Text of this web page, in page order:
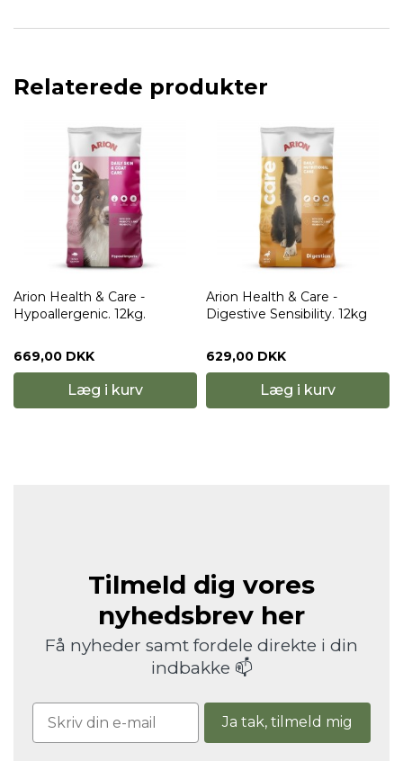
Relaterede produkter
Arion Health & Care -
Hypoallergenic. 12kg.
669,00 DKK
Læg i kurv
Arion Health & Care -
Digestive Sensibility. 12kg
629,00 DKK
Læg i kurv
Tilmeld dig vores
nyhedsbrev her
Få nyheder samt fordele direkte i din
indbakke 📫
Ja tak, tilmeld mig